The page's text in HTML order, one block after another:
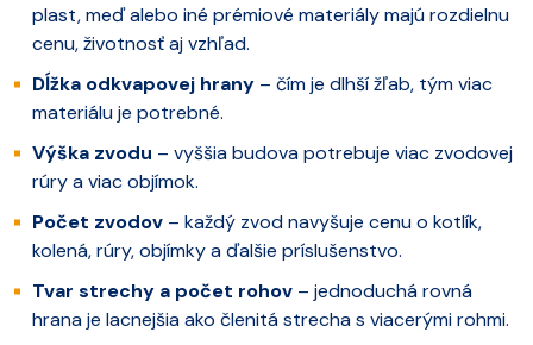
plast, meď alebo iné prémiové materiály majú rozdielnu
cenu, životnosť aj vzhľad.
Dĺžka odkvapovej hrany – čím je dlhší žľab, tým viac
materiálu je potrebné.
Výška zvodu – vyššia budova potrebuje viac zvodovej
rúry a viac objímok.
Počet zvodov – každý zvod navyšuje cenu o kotlík,
kolená, rúry, objímky a ďalšie príslušenstvo.
Tvar strechy a počet rohov – jednoduchá rovná
hrana je lacnejšia ako členitá strecha s viacerými rohmi.